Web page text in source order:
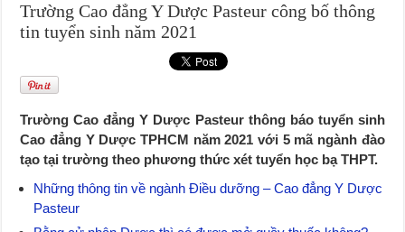
Trường Cao đẳng Y Dược Pasteur công bố thông
tin tuyển sinh năm 2021
Trường Cao đẳng Y Dược Pasteur thông báo tuyển sinh
Cao đẳng Y Dược TPHCM năm 2021 với 5 mã ngành đào
tạo tại trường theo phương thức xét tuyển học bạ THPT.
Những thông tin về ngành Điều dưỡng – Cao đẳng Y Dược
Pasteur